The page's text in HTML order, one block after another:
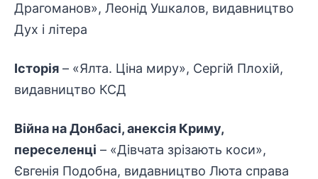
Драгоманов», Леонід Ушкалов, видавництво
Дух і літера
Історія – «Ялта. Ціна миру», Сергій Плохій,
видавництво КСД
Війна на Донбасі, анексія Криму,
переселенці – «Дівчата зрізають коси»,
Євгенія Подобна, видавництво Люта справа